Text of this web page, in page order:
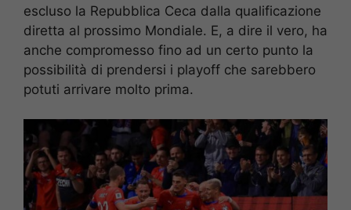
escluso la Repubblica Ceca dalla qualificazione
diretta al prossimo Mondiale. E, a dire il vero, ha
anche compromesso fino ad un certo punto la
possibilità di prendersi i playoff che sarebbero
potuti arrivare molto prima.